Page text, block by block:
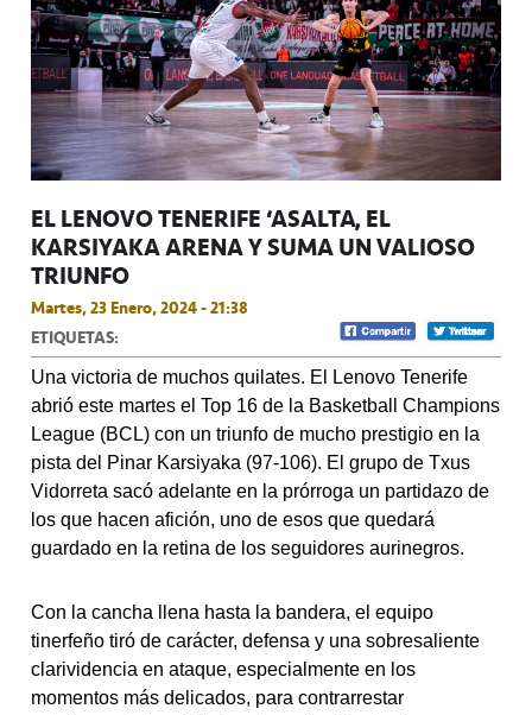
EL LENOVO TENERIFE ‘ASALTA’ EL
KARSIYAKA ARENA Y SUMA UN VALIOSO
TRIUNFO
Martes, 23 Enero, 2024 - 21:38
ETIQUETAS:
Una victoria de muchos quilates. El Lenovo Tenerife
abrió este martes el Top 16 de la Basketball Champions
League (BCL) con un triunfo de mucho prestigio en la
pista del Pinar Karsiyaka (97-106). El grupo de Txus
Vidorreta sacó adelante en la prórroga un partidazo de
los que hacen afición, uno de esos que quedará
guardado en la retina de los seguidores aurinegros.
Con la cancha llena hasta la bandera, el equipo
tinerfeño tiró de carácter, defensa y una sobresaliente
clarividencia en ataque, especialmente en los
momentos más delicados, para contrarrestar